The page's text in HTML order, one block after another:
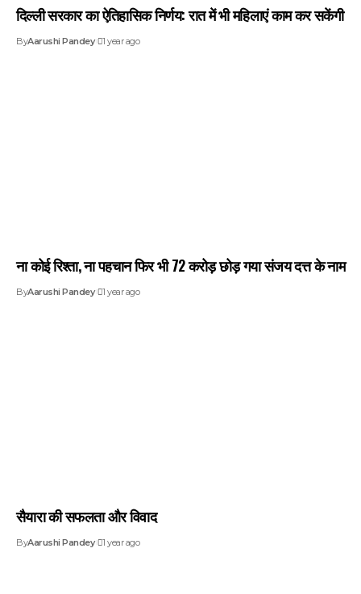
दिल्ली सरकार का ऐतिहासिक निर्णय: रात में भी महिलाएं काम कर सकेंगी
ByAarushi Pandey 1 year ago
ना कोई रिश्ता, ना पहचान फिर भी 72 करोड़ छोड़ गया संजय दत्त के नाम
ByAarushi Pandey 1 year ago
सैयारा की सफलता और विवाद
ByAarushi Pandey 1 year ago